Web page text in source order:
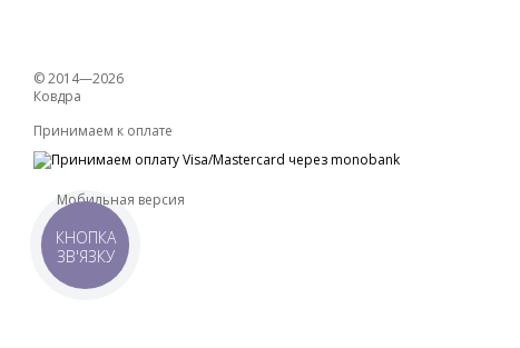
© 2014—2026
Ковдра
Принимаем к оплате
Мобильная версия
КНОПКА
ЗВ'ЯЗКУ